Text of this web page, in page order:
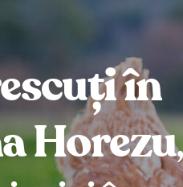
în
Horezu